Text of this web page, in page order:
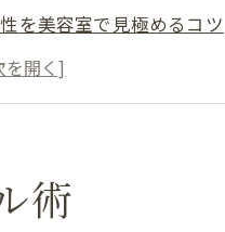
を美容室で見極めるコツ
ケアより髪に優しい理由
アイロンスタイリング術
ロンの使い方
アイロンテクニック解説
術